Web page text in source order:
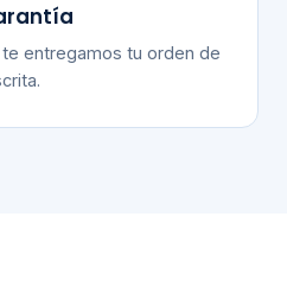
entregamos tu orden de